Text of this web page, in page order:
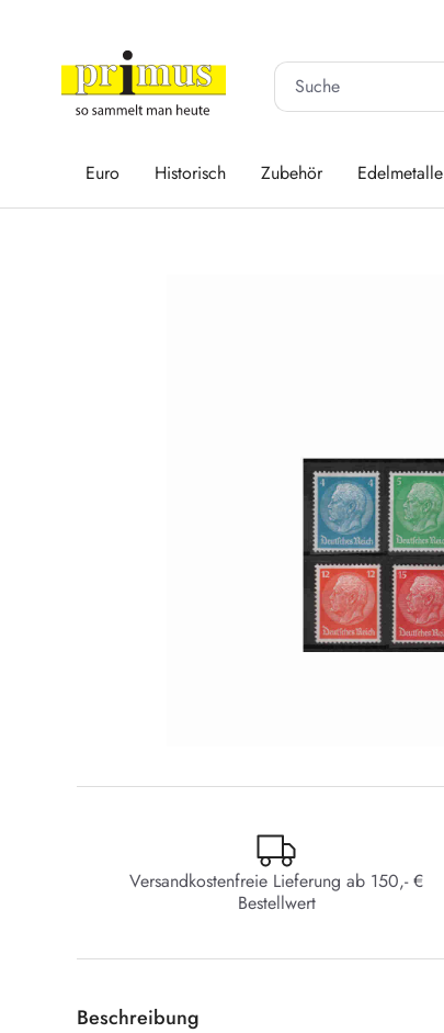
Euro Historisch Zubehör Edelmetalle
Versandkostenfreie Lieferung ab 150,- €
Bestellwert
Beschreibung